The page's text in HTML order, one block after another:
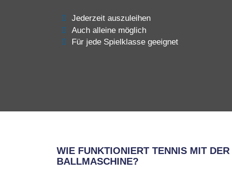
Jederzeit auszuleihen
Auch alleine möglich
Für jede Spielklasse geeignet
WIE FUNKTIONIERT TENNIS MIT DER
BALLMASCHINE?